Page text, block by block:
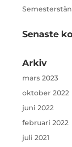
Senaste
Arkiv
mars 2023
oktober 2022
juni 2022
februari 2022
juli 2021